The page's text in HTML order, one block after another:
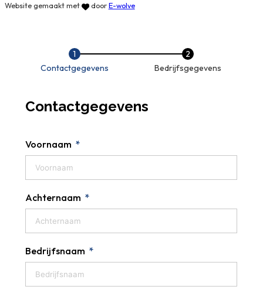
Website gemaakt met
doorE-wolve
Contactgegevens Bedrijfsgegevens
Contactgegevens
Voornaam
Achternaam
Bedrijfsnaam